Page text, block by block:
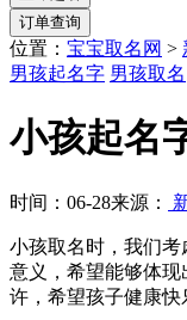
位置： 宝宝取名网 >
男孩起名字 男孩取名
小孩起名
时间：06-28来源：
小孩取名时，我们
意义，希望能够体
许，希望孩子健康快